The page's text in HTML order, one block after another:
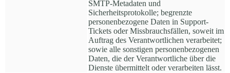
SMTP-Metadaten und
Sicherheitsprotokolle; begrenzte
personenbezogene Daten in Support-
Tickets oder Missbrauchsfällen, soweit im
Auftrag des Verantwortlichen verarbeitet;
sowie alle sonstigen personenbezogenen
Daten, die der Verantwortliche über die
Dienste übermittelt oder verarbeiten lässt.